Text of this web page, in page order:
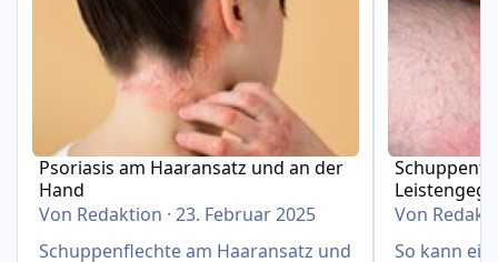
Psoriasis am Haaransatz und an der
Hand
Von Redaktion ·23. Februar 2025
Schuppenflechte am Haaransatz und
Von
So kann